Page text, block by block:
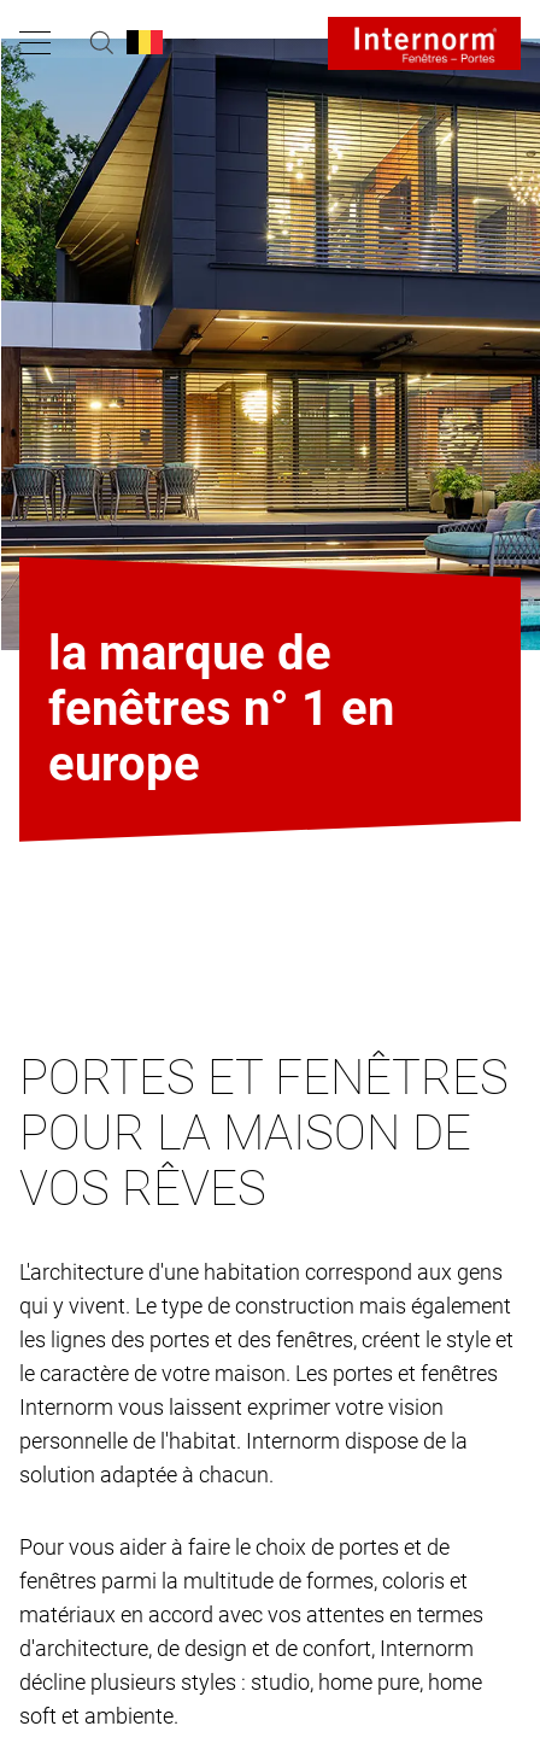
la marque de
fenêtres n° 1 en
europe
PORTES ET FENÊTRES
POUR LA MAISON DE
VOS RÊVES
L'architecture d'une habitation correspond aux gens
qui y vivent. Le type de construction mais également
les lignes des portes et des fenêtres, créent le style et
le caractère de votre maison. Les portes et fenêtres
Internorm vous laissent exprimer votre vision
personnelle de l'habitat. Internorm dispose de la
solution adaptée à chacun.
Pour vous aider à faire le choix de portes et de
fenêtres parmi la multitude de formes, coloris et
matériaux en accord avec vos attentes en termes
d'architecture, de design et de confort, Internorm
décline plusieurs styles : studio, home pure, home
soft et ambiente.